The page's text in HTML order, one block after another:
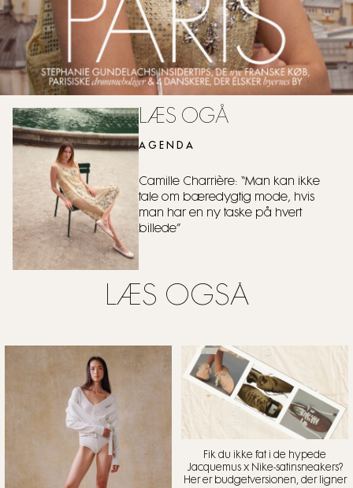
LÆS OGÅ
AGENDA
Camille Charrière: “Man kan ikke
tale om bæredygtig mode, hvis
man har en ny taske på hvert
billede”
LÆS OGSÅ
Fik du ikke fat i de hypede
Jacquemus x Nike-satinsneakers?
Her er budgetversionen, der ligner